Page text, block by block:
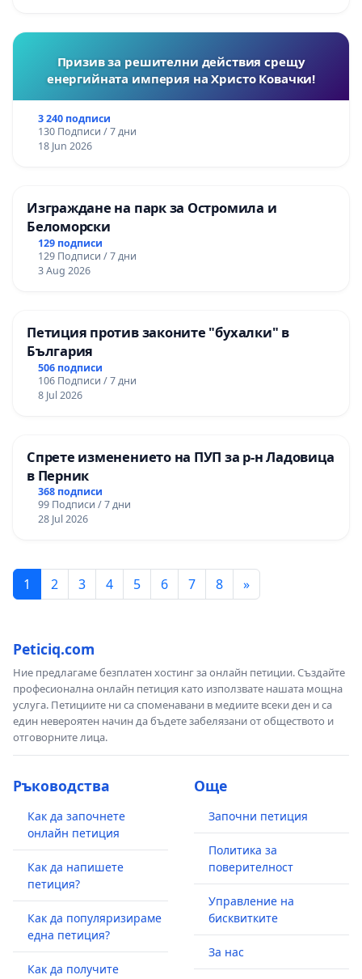
Призив за решителни действия срещу
енергийната империя на Христо Ковачки!
3 240 подписи
130 Подписи / 7 дни
18 Jun 2026
Изграждане на парк за Остромила и
Беломорски
129 подписи
129 Подписи / 7 дни
3 Aug 2026
Петиция против законите "бухалки" в
България
506 подписи
106 Подписи / 7 дни
8 Jul 2026
Спрете изменението на ПУП за р-н Ладовица
в Перник
368 подписи
99 Подписи / 7 дни
28 Jul 2026
1 2 3 4 5 6 7 8 »
Peticiq.com
Ние предлагаме безплатен хостинг за онлайн петиции. Създайте
професионална онлайн петиция като използвате нашата мощна
услуга. Петициите ни са споменавани в медиите всеки ден и са
един невероятен начин да бъдете забелязани от обществото и
отговорните лица.
Ръководства
Как да започнете
онлайн петиция
Как да напишете
петиция?
Как да популяризираме
една петиция?
Как да получите
Още
Започни петиция
Политика за
поверителност
Управление на
бисквитките
За нас